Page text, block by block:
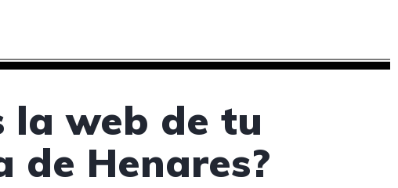
la web de tu
de Henares?